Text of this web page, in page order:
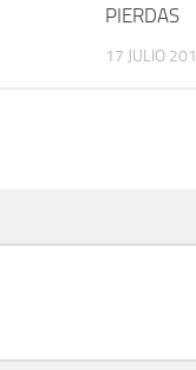
PIERDAS
17 JULIO